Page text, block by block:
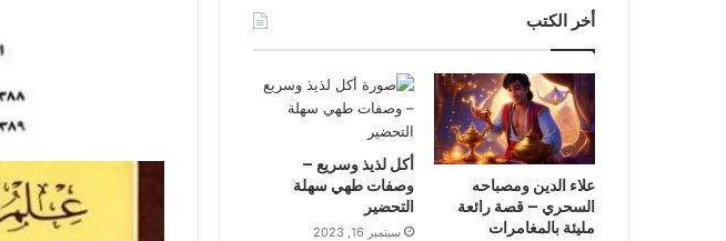
أخر الكتب
علاء الدين ومصباحه
السحري – قصة رائعة
مليئة بالمغامرات
أكل لذيذ وسريع –
وصفات طهي سهلة
التحضير
سبتمبر 16, 2023